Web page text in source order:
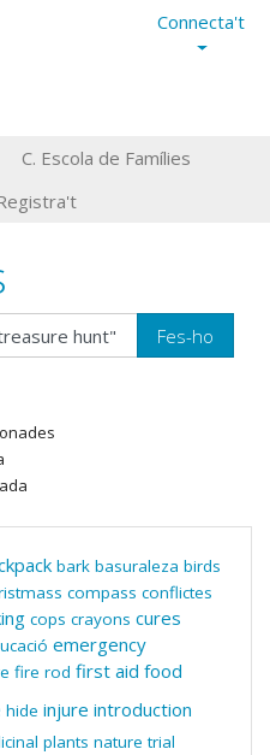
Connecta't
C. Escola de Famílies
bark basuraleza birds
compass conflictes
cops crayons cures
emergency
fire rod first aid food
hide injure introduction
plants nature trial